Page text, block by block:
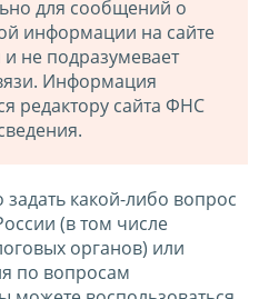
для сообщений о
информации на сайте
не подразумевает
Информация
редактору сайта ФНС
какой-либо вопрос
(в том числе
органов) или
по вопросам